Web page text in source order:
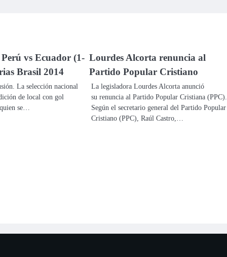
vs Ecuador (1-
Brasil 2014
La selección nacional
de local con gol
se…
Lourdes Alcorta renuncia al
Partido Popular Cristiano
La legisladora Lourdes Alcorta anunció
su renuncia al Partido Popular Cristiana (PPC).
Según el secretario general del Partido Popular
Cristiano (PPC), Raúl Castro,…